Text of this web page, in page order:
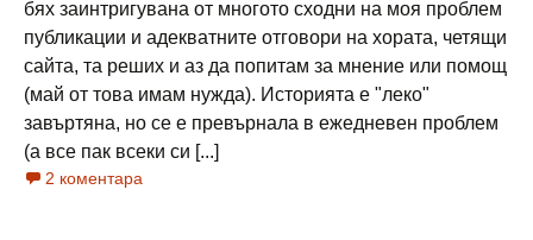
бях заинтригувана от многото сходни на моя проблем
публикации и адекватните отговори на хората, четящи
сайта, та реших и аз да попитам за мнение или помощ
(май от това имам нужда). Историята е "леко"
завъртяна, но се е превърнала в ежедневен проблем
(а все пак всеки си [...]
2 коментара